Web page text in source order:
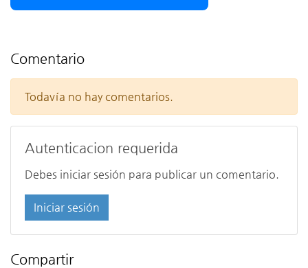
Comentario
Todavía no hay comentarios.
Autenticacion requerida
Debes iniciar sesión para publicar un comentario.
Iniciar sesión
Compartir